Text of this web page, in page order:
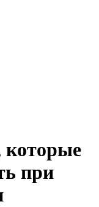
которые
при